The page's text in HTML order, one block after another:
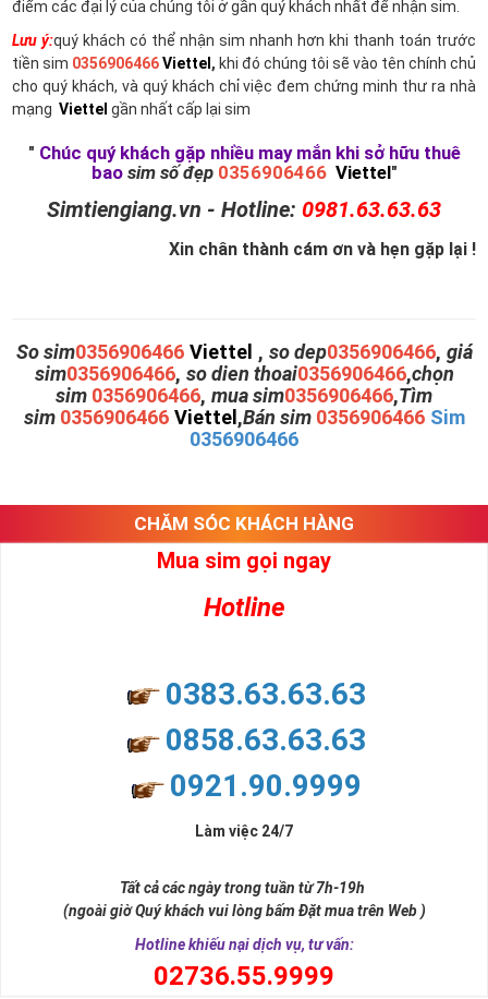
điểm các đại lý của chúng tôi ở gần quý khách nhất để nhận sim.
Lưu ý:quý khách có thể nhận sim nhanh hơn khi thanh toán trước
tiền sim 0356906466Viettel , khi đó chúng tôi sẽ vào tên chính chủ
cho quý khách, và quý khách chỉ việc đem chứng minh thư ra nhà
mạng Viettel gần nhất cấp lại sim
" Chúc quý khách gặp nhiều may mắn khi sở hữu thuê
bao sim số đẹp 0356906466 Viettel"
Simtiengiang.vn - Hotline: 0981.63.63.63
Xin chân thành cám ơn và hẹn gặp lại !
So sim0356906466 Viettel , so dep0356906466, giá
sim0356906466, so dien thoai0356906466,chọn
sim 0356906466, mua sim0356906466,Tìm
sim 0356906466 Viettel,Bán sim 0356906466 Sim
0356906466
CHĂM SÓC KHÁCH HÀNG
Mua sim gọi ngay
Hotline
0383.63.63.63
0858.63.63.63
0921.90.9999
Làm việc 24/7
Tất cả các ngày trong tuần từ 7h-19h
(ngoài giờ Quý khách vui lòng bấm Đặt mua trên Web )
Hotline khiếu nại dịch vụ, tư vấn:
02736.55.9999